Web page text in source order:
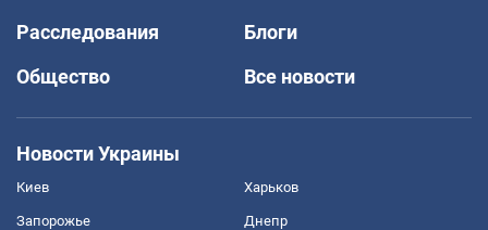
Расследования
Блоги
Общество
Все новости
Новости Украины
Киев Харьков
Запорожье Днепр